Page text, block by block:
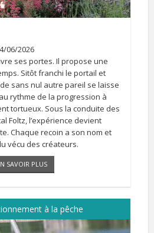
06/2026
ses portes. Il propose une
Sitôt franchi le portail et
sans nul autre pareil se laisse
rythme de la progression à
tortueux. Sous la conduite des
Foltz, l’expérience devient
Chaque recoin a son nom et
vécu des créateurs.
du 26 avril au 19 juillet et du 15
SAVOIR PLUS
à la pêche